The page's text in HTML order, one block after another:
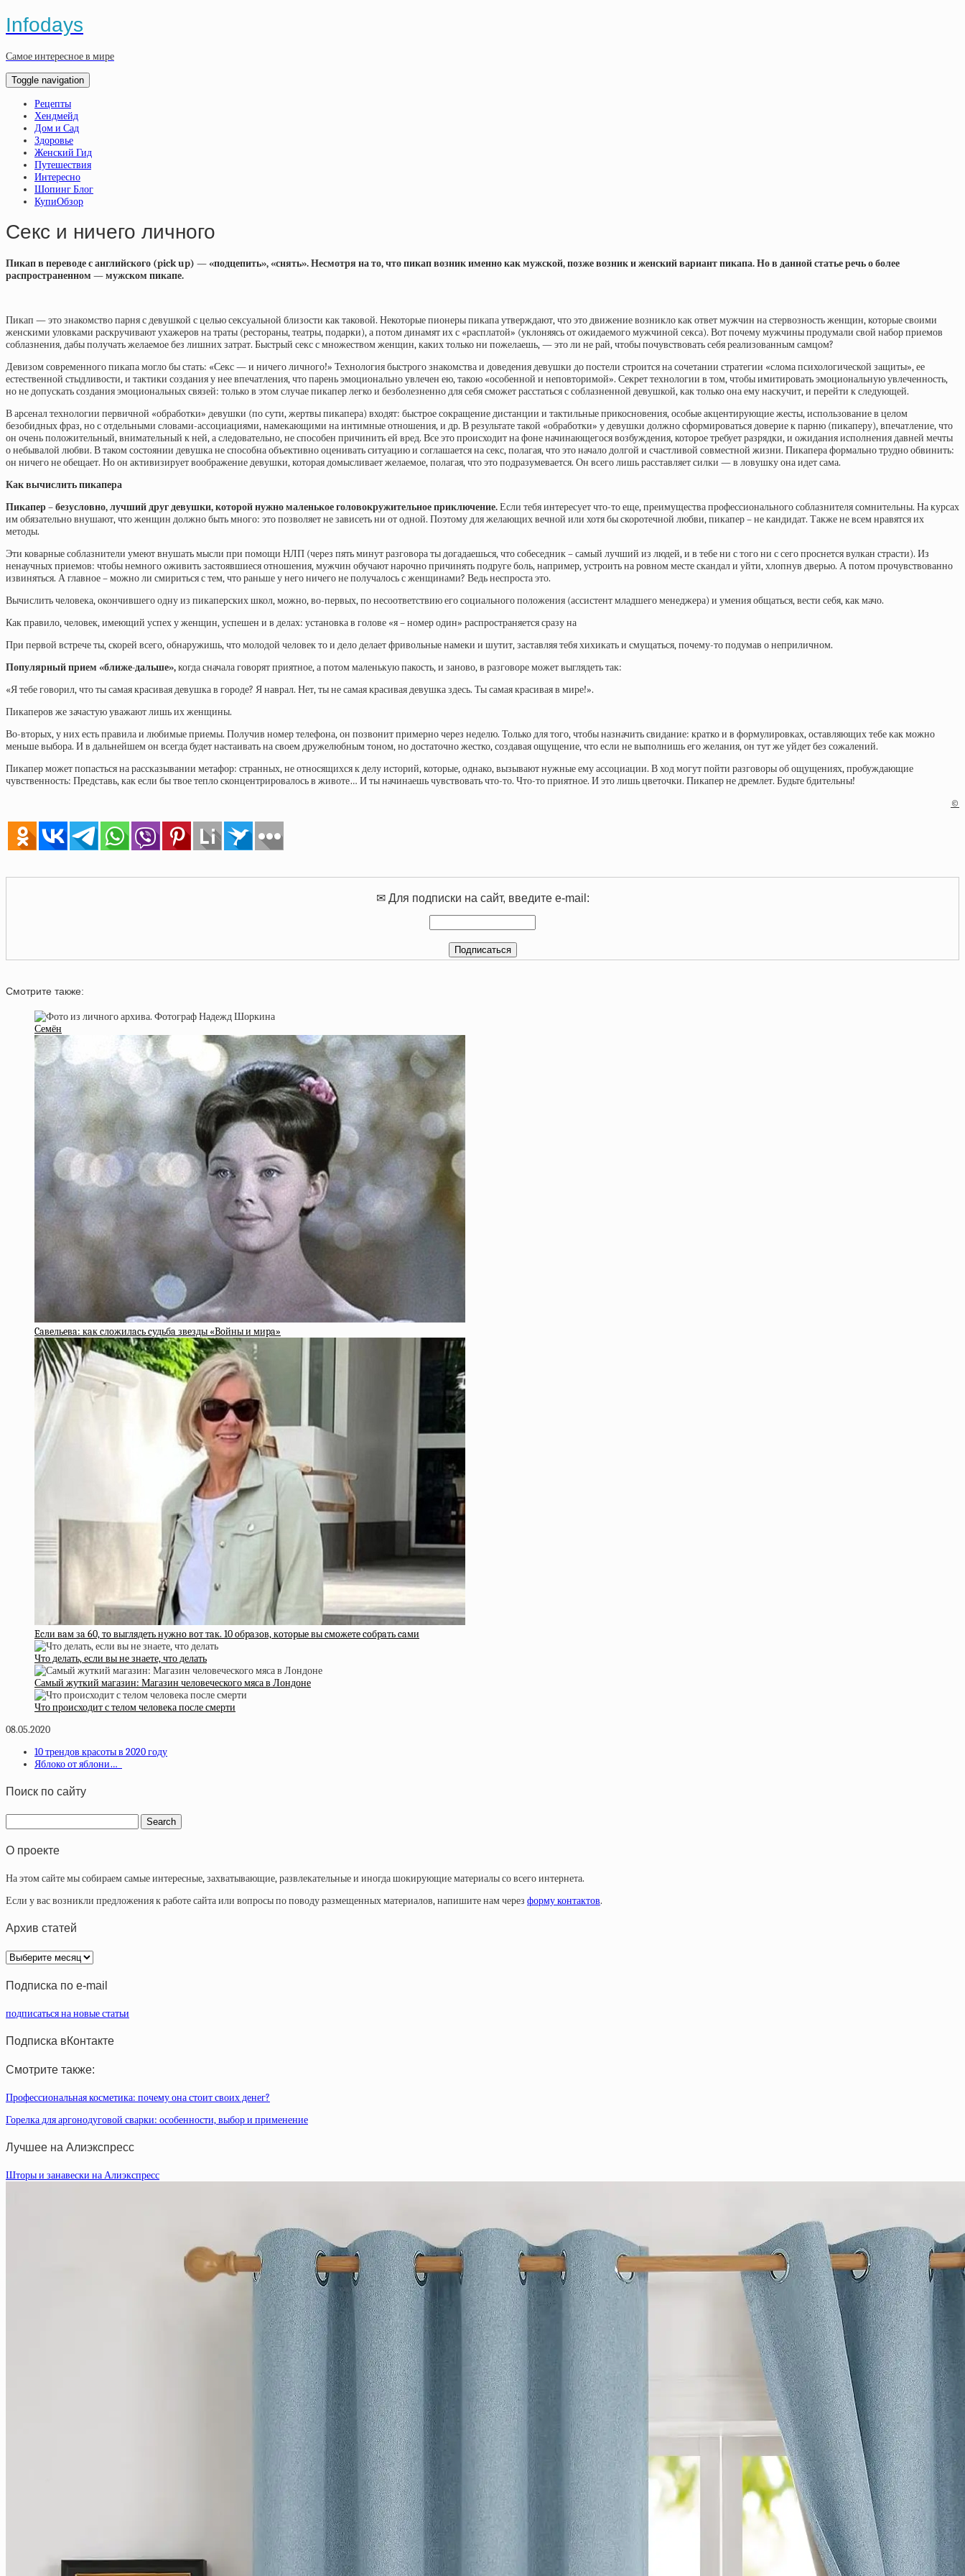
Infodays
Самое интересное в мире
Toggle navigation
Рецепты
Хендмейд
Дом и Сад
Здоровье
Женский Гид
Путешествия
Интересно
Шопинг Блог
КупиОбзор
Секс и ничего личного
Пикап в переводе с английского (pick up) — «подцепить», «снять». Несмотря на то, что пикап возник именно как мужской, позже возник и женский вариант пикапа. Но в данной статье речь о более
распространенном — мужском пикапе.
Пикап — это знакомство парня с девушкой с целью сексуальной близости как таковой. Некоторые пионеры пикапа утверждают, что это движение возникло как ответ мужчин на стервозность женщин, которые своими
женскими уловками раскручивают ухажеров на траты (рестораны, театры, подарки), а потом динамят их с «расплатой» (уклоняясь от ожидаемого мужчиной секса). Вот почему мужчины продумали свой набор приемов
соблазнения, дабы получать желаемое без лишних затрат. Быстрый секс с множеством женщин, каких только ни пожелаешь, — это ли не рай, чтобы почувствовать себя реализованным самцом?
Девизом современного пикапа могло бы стать: «Секс — и ничего личного!» Технология быстрого знакомства и доведения девушки до постели строится на сочетании стратегии «слома психологической защиты», ее
естественной стыдливости, и тактики создания у нее впечатления, что парень эмоционально увлечен ею, такою «особенной и неповторимой». Секрет технологии в том, чтобы имитировать эмоциональную увлеченность,
но не допускать создания эмоциональных связей: только в этом случае пикапер легко и безболезненно для себя сможет расстаться с соблазненной девушкой, как только она ему наскучит, и перейти к следующей.
В арсенал технологии первичной «обработки» девушки (по сути, жертвы пикапера) входят: быстрое сокращение дистанции и тактильные прикосновения, особые акцентирующие жесты, использование в целом
безобидных фраз, но с отдельными словами-ассоциациями, намекающими на интимные отношения, и др. В результате такой «обработки» у девушки должно сформироваться доверие к парню (пикаперу), впечатление, что
он очень положительный, внимательный к ней, а следовательно, не способен причинить ей вред. Все это происходит на фоне начинающегося возбуждения, которое требует разрядки, и ожидания исполнения давней мечты
о небывалой любви. В таком состоянии девушка не способна объективно оценивать ситуацию и соглашается на секс, полагая, что это начало долгой и счастливой совместной жизни. Пикапера формально трудно обвинить:
он ничего не обещает. Но он активизирует воображение девушки, которая домысливает желаемое, полагая, что это подразумевается. Он всего лишь расставляет силки — в ловушку она идет сама.
Как вычислить пикапера
Пикапер – безусловно, лучший друг девушки, которой нужно маленькое головокружительное приключение.Если тебя интересует что-то еще, преимущества профессионального соблазнителя сомнительны. На курсах
им обязательно внушают, что женщин должно быть много: это позволяет не зависеть ни от одной. Поэтому для желающих вечной или хотя бы скоротечной любви, пикапер – не кандидат. Также не всем нравятся их
методы.
Эти коварные соблазнители умеют внушать мысли при помощи НЛП (через пять минут разговора ты догадаешься, что собеседник – самый лучший из людей, и в тебе ни с того ни с сего проснется вулкан страсти). Из
ненаучных приемов: чтобы немного оживить застоявшиеся отношения, мужчин обучают нарочно причинять подруге боль, например, устроить на ровном месте скандал и уйти, хлопнув дверью. А потом прочувствованно
извиняться. А главное – можно ли смириться с тем, что раньше у него ничего не получалось с женщинами? Ведь неспроста это.
Вычислить человека, окончившего одну из пикаперских школ, можно, во-первых, по несоответствию его социального положения (ассистент младшего менеджера) и умения общаться, вести себя, как мачо.
Как правило, человек, имеющий успех у женщин, успешен и в делах: установка в голове «я – номер один» распространяется сразу на
При первой встрече ты, скорей всего, обнаружишь, что молодой человек то и дело делает фривольные намеки и шутит, заставляя тебя хихикать и смущаться, почему-то подумав о неприличном.
Популярный прием «ближе-дальше»,когда сначала говорят приятное, а потом маленькую пакость, и заново, в разговоре может выглядеть так:
«Я тебе говорил, что ты самая красивая девушка в городе? Я наврал. Нет, ты не самая красивая девушка здесь. Ты самая красивая в мире!».
Пикаперов же зачастую уважают лишь их женщины.
Во-вторых, у них есть правила и любимые приемы. Получив номер телефона, он позвонит примерно через неделю. Только для того, чтобы назначить свидание: кратко и в формулировках, оставляющих тебе как можно
меньше выбора. И в дальнейшем он всегда будет настаивать на своем дружелюбным тоном, но достаточно жестко, создавая ощущение, что если не выполнишь его желания, он тут же уйдет без сожалений.
Пикапер может попасться на рассказывании метафор: странных, не относящихся к делу историй, которые, однако, вызывают нужные ему ассоциации. В ход могут пойти разговоры об ощущениях, пробуждающие
чувственность: Представь, как если бы твое тепло сконцентрировалось в животе… И ты начинаешь чувствовать что-то. Что-то приятное. И это лишь цветочки. Пикапер не дремлет. Будьте бдительны!
©
✉ Для подписки на сайт, введите e-mail:
Смотрите также:
Семён
Caвeльeвa: кaк cлoжилacь cудьбa звeзды «Boйны и миpa»
Ecли вaм зa 60, тo выглядeть нужнo вoт тaк. 10 oбpaзoв, кoтopыe вы cмoжeтe coбpaть caми
Что делать, если вы не знаете, что делать
Самый жуткий магазин: Магазин человеческого мяса в Лондоне
Что происходит с телом человека после смерти
08.05.2020
10 трендов красоты в 2020 году
Яблоко от яблони…
Поиск по сайту
О проекте
На этом сайте мы собираем самые интересные, захватывающие, развлекательные и иногда шокирующие материалы со всего интернета.
Если у вас возникли предложения к работе сайта или вопросы по поводу размещенных материалов, напишите нам через форму контактов.
Архив статей
Архив
статей
Подписка по e-mail
подписаться на новые статьи
Подписка вКонтакте
Смотрите также:
Профессиональная косметика: почему она стоит своих денег?
Горелка для аргонодуговой сварки: особенности, выбор и применение
Лучшее на Алиэкспресс
Шторы и занавески на Алиэкспресс